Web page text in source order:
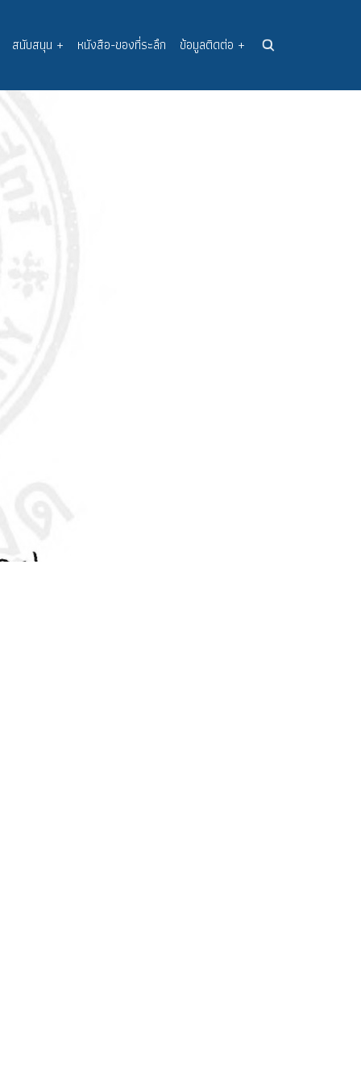
สนับสนุน + หนังสือ-ของที่ระลึก ข้อมูลติดต่อ +